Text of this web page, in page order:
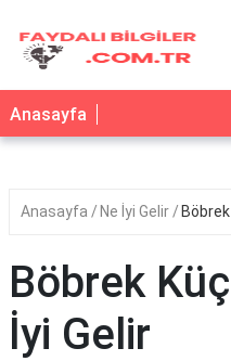
Anasayfa
Anasayfa Ne İyi Gelir
Böbrek
İyi Gelir